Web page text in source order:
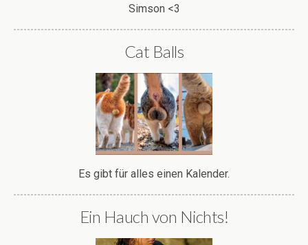
Simson <3
Cat Balls
Es gibt für alles einen Kalender.
Ein Hauch von Nichts!